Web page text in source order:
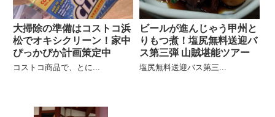
大掃除の準備はコストコ浜
松でオキシクリーン！家中
ぴっかぴか計画策定中
コストコ商品で、とに...
ビールが進んじゃう甲州と
りもつ煮！塩尻無料送迎バ
ス第三弾 山賊堪能ツアー
塩尻無料送迎バス第三...